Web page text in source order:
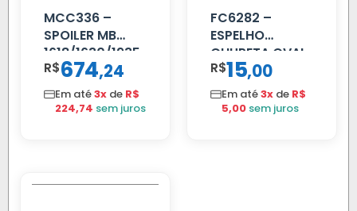
MCC336 –
SPOILER MB
1618/1630/1935
04 FAR
C/BIGOD
R$674,24
Em até3x de R$
224,74 sem juros
FC6282 –
ESPELHO
CHUPETA OVAL
R$15,00
Em até3x de R$
5,00 sem juros